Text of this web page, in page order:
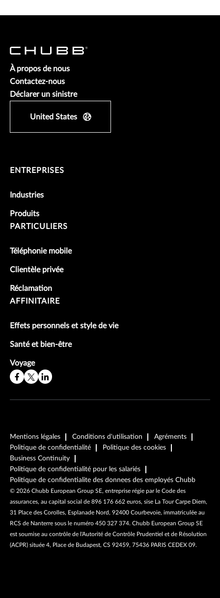
À propos de nous
Contactez-nous
Déclarer un sinistre
United States
ENTREPRISES
Industries
Produits
PARTICULIERS
Téléphonie mobile
Clientèle privée
Réclamation
AFFINITAIRE
Effets personnels et style de vie
Santé et bien-être
Voyage
Mentions légales Conditions d'utilisation
Agréments
Politique de confidentialité
Politique des cookies
Business Continuity
Politique de confidentialité pour les salariés
Politique de confidentialite des donnees des employés Chubb
© 2026 Chubb European Group SE, entreprise régie par le Code des
assurances, au capital social de 896 176 662 euros, sise La Tour Carpe Diem,
31 Place des Corolles, Esplanade Nord, 92400 Courbevoie, immatriculée au
RCS de Nanterre sous le numéro 450 327 374. Chubb European Group SE
est soumise au contrôle de l'Autorité de Contrôle Prudentiel et de Résolution
(ACPR) située 4, Place de Budapest, CS 92459, 75436 PARIS CEDEX 09.